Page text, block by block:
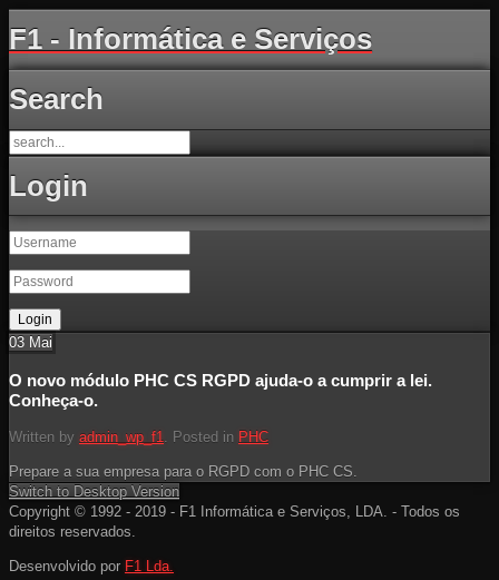
F1 - Informática e Serviços
Search
Login
03 Mai
O novo módulo PHC CS RGPD ajuda-o a cumprir a lei.
Conheça-o.
Written by admin_wp_f1 . Posted in PHC
Prepare a sua empresa para o RGPD com o PHC CS.
Switch to Desktop Version
Copyright © 1992 - 2019 - F1 Informática e Serviços, LDA. - Todos os
direitos reservados.
Desenvolvido por F1 Lda.